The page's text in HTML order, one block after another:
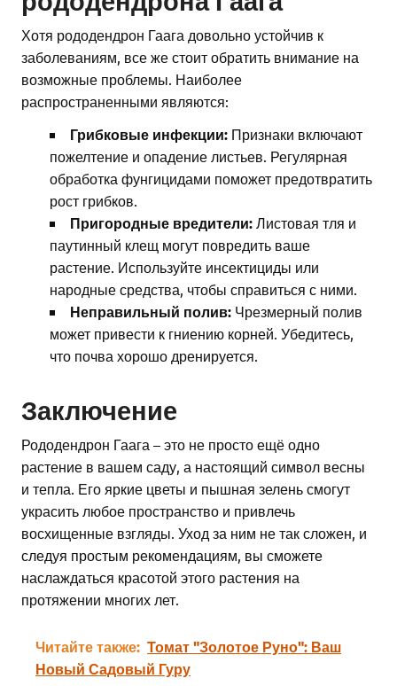
Хотя рододендрон Гаага довольно устойчив к
заболеваниям, все же стоит обратить внимание на
возможные проблемы. Наиболее
распространенными являются:
Грибковые инфекции: Признаки включают
пожелтение и опадение листьев. Регулярная
обработка фунгицидами поможет предотвратить
рост грибков.
Пригородные вредители: Листовая тля и
паутинный клещ могут повредить ваше
растение. Используйте инсектициды или
народные средства, чтобы справиться с ними.
Неправильный полив: Чрезмерный полив
может привести к гниению корней. Убедитесь,
что почва хорошо дренируется.
Заключение
Рододендрон Гаага – это не просто ещё одно
растение в вашем саду, а настоящий символ весны
и тепла. Его яркие цветы и пышная зелень смогут
украсить любое пространство и привлечь
восхищенные взгляды. Уход за ним не так сложен, и
следуя простым рекомендациям, вы сможете
наслаждаться красотой этого растения на
протяжении многих лет.
Читайте также: Томат "Золотое Руно": Ваш
Новый Садовый Гуру